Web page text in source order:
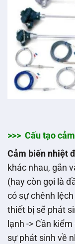
>>> Cấu tạo
Cảm biến nhiệt
khác nhau, gắn
(hay còn gọi là
có sự chênh
thiết bị sẽ phát
lạnh -> Cần
sự phát sinh về